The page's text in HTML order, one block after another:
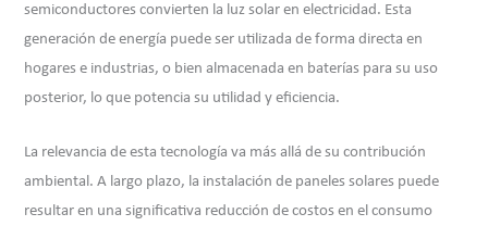
semiconductores convierten la luz solar en electricidad. Esta
generación de energía puede ser utilizada de forma directa en
hogares e industrias, o bien almacenada en baterías para su uso
posterior, lo que potencia su utilidad y eficiencia.
La relevancia de esta tecnología va más allá de su contribución
ambiental. A largo plazo, la instalación de paneles solares puede
resultar en una significativa reducción de costos en el consumo